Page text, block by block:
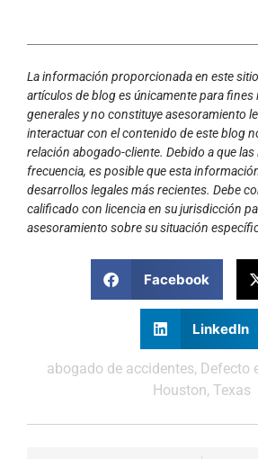
La información proporcionada en este
artículos de blog es únicamente para
generales y no constituye asesoramiento
interactuar con el contenido de este blog
relación abogado-cliente. Debido a que
frecuencia, es posible que esta
desarrollos legales más recientes. Debe
calificado con licencia en su jurisdicción
asesoramiento sobre su situación
Facebook
LinkedIn
abogado de accidentes, Defecto
Houston, Texas